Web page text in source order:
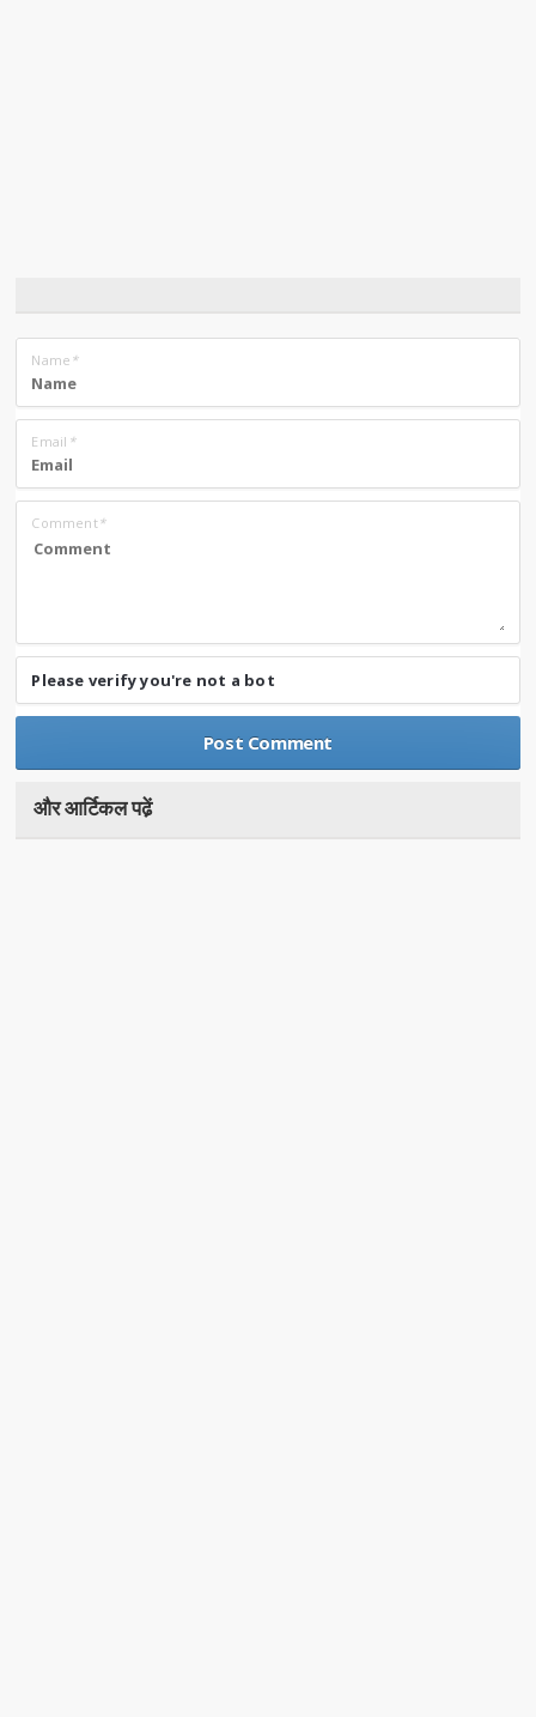
Name *
Email *
Comment*
Please verify you're not a bot
और आर्टिकल पढे़ं